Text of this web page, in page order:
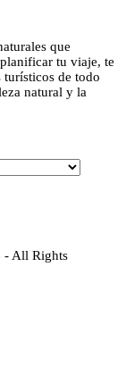
que
tu viaje, te
turísticos de todo
natural y la
- All Rights